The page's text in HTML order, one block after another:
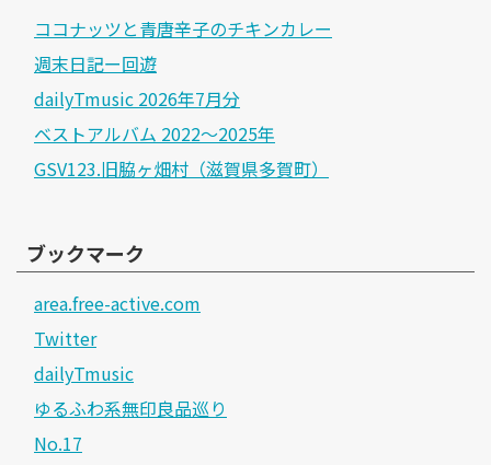
ココナッツと青唐辛子のチキンカレー
週末日記ー回遊
dailyTmusic 2026年7月分
ベストアルバム 2022～2025年
GSV123.旧脇ヶ畑村（滋賀県多賀町）
ブックマーク
area.free-active.com
Twitter
dailyTmusic
ゆるふわ系無印良品巡り
No.17